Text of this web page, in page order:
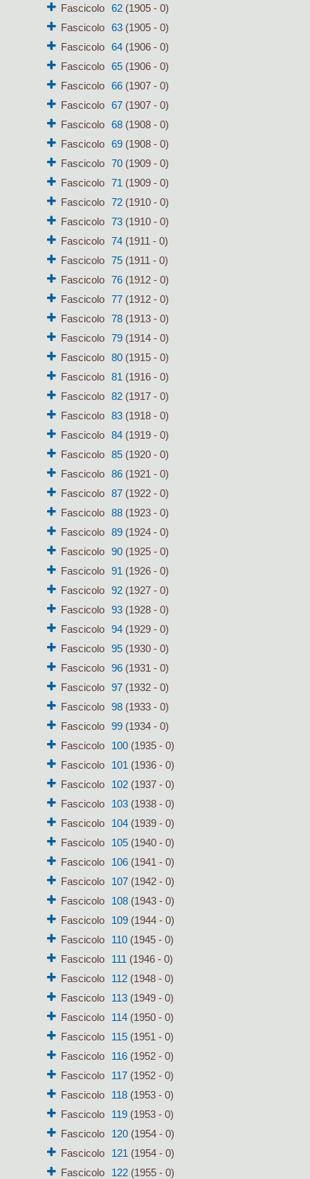
Fascicolo 62(1905 - 0)
Fascicolo
63(1905 - 0)
Fascicolo
64(1906 - 0)
Fascicolo
65(1906 - 0)
Fascicolo
66(1907 - 0)
Fascicolo
67(1907 - 0)
Fascicolo
68(1908 - 0)
Fascicolo
69(1908 - 0)
Fascicolo
70(1909 - 0)
Fascicolo
71 (1909 - 0)
Fascicolo
72(1910 - 0)
Fascicolo
73(1910 - 0)
Fascicolo
74(1911 - 0)
Fascicolo
75(1911 - 0)
Fascicolo
76(1912 - 0)
Fascicolo
77(1912 - 0)
Fascicolo
78(1913 - 0)
Fascicolo
79(1914 - 0)
Fascicolo
80(1915 - 0)
Fascicolo
81 (1916 - 0)
Fascicolo
82(1917 - 0)
Fascicolo
83(1918 - 0)
Fascicolo
84(1919 - 0)
Fascicolo
85(1920 - 0)
Fascicolo
86(1921 - 0)
Fascicolo
87(1922 - 0)
Fascicolo
88(1923 - 0)
Fascicolo
89(1924 - 0)
Fascicolo
90(1925 - 0)
Fascicolo
91 (1926 - 0)
Fascicolo
92(1927 - 0)
Fascicolo
93(1928 - 0)
Fascicolo
94(1929 - 0)
Fascicolo
95(1930 - 0)
Fascicolo
96(1931 - 0)
Fascicolo
97(1932 - 0)
Fascicolo
98(1933 - 0)
Fascicolo
99(1934 - 0)
Fascicolo
100(1935 - 0)
Fascicolo
101 (1936 - 0)
Fascicolo
102(1937 - 0)
Fascicolo
103(1938 - 0)
Fascicolo
104(1939 - 0)
Fascicolo
105(1940 - 0)
Fascicolo
106(1941 - 0)
Fascicolo
107(1942 - 0)
Fascicolo
108(1943 - 0)
Fascicolo
109(1944 - 0)
Fascicolo
110(1945 - 0)
Fascicolo
111 (1946 - 0)
Fascicolo
112(1948 - 0)
Fascicolo
113(1949 - 0)
Fascicolo
114(1950 - 0)
Fascicolo
115(1951 - 0)
Fascicolo
116(1952 - 0)
Fascicolo
117(1952 - 0)
Fascicolo
118(1953 - 0)
Fascicolo
119(1953 - 0)
Fascicolo
120(1954 - 0)
Fascicolo
121 (1954 - 0)
Fascicolo
122(1955 - 0)